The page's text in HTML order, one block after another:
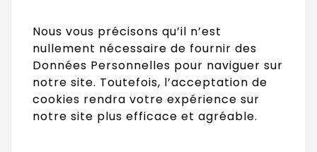
Nous vous précisons qu’il n’est
nullement nécessaire de fournir des
Données Personnelles pour naviguer sur
notre site. Toutefois, l’acceptation de
cookies rendra votre expérience sur
notre site plus efficace et agréable.